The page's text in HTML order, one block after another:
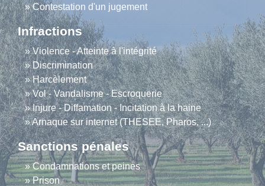
Contestation d'un jugement
Infractions
Violence - Atteinte à l'intégrité
Discrimination
Harcèlement
Vol - Vandalisme - Escroquerie
Injure - Diffamation - Incitation à la haine
Arnaque sur internet (THESEE, Pharos, ...)
Sanctions pénales
Condamnations et peines
Prison